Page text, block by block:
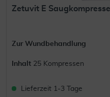
Zetuvit E
Zur Wundbehandlung
Inhalt 25 Kompressen
Lieferzeit 1-3 Tage